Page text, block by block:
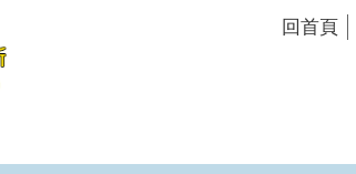
回首頁